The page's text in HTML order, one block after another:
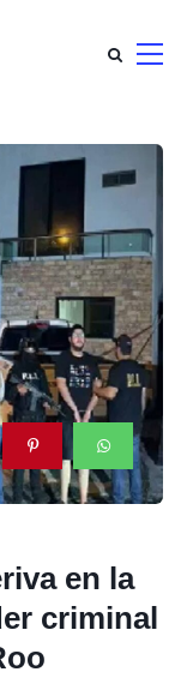
en la
criminal